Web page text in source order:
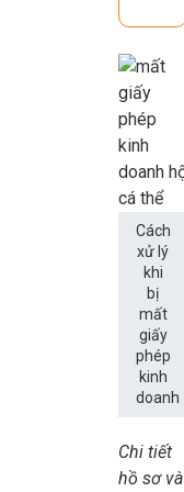
Cách
xử lý
khi
bị
mất
giấy
phép
kinh
doanh
Chi tiết
hồ sơ và